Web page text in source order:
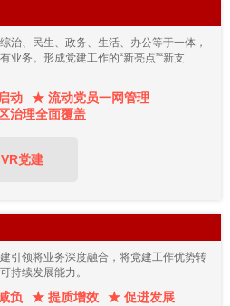
治、民生、政务、生活、办公等于一体，
业务。形成党建工作的“新亮点”“新支
动
★ 流动党员一网管理
治理全面覆盖
VR党建
引领将业务深度融合，将党建工作优势转
持续发展能力。
负 ★ 提质增效 ★ 促进发展